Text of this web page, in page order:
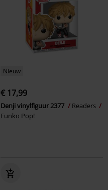
Nieuw
€ 17,99
Denji vinylfiguur 2377
Readers
Funko Pop!